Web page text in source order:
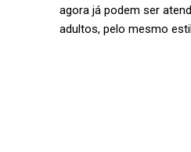
agora já podem ser
adultos, pelo mesmo